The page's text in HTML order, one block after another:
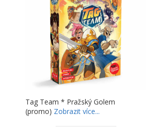
Tag Team * Pražský Golem
(promo) Zobrazit více...